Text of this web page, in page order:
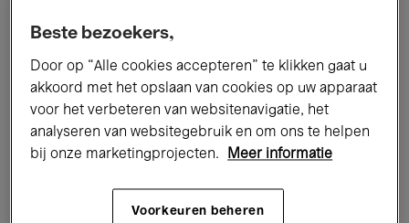
Tentoonstellingen Films
Performances Lezingen & Debatten
Jazz Klassieke Muziek Global Music
Elektronische Muziek
Beste bezoekers,
Door op “Alle cookies accepteren” te klikken gaat u
akkoord met het opslaan van cookies op uw apparaat
voor het verbeteren van websitenavigatie, het
analyseren van websitegebruik en om ons te helpen
bij onze marketingprojecten.
Meer informatie
Voorkeuren beheren